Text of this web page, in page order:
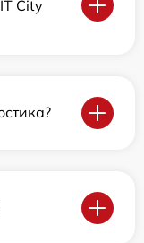
City